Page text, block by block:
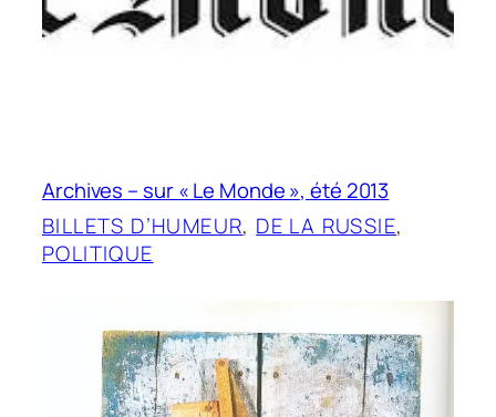
Archives – sur « Le Monde », été 2013
BILLETS D’HUMEUR, DE LA RUSSIE
POLITIQUE